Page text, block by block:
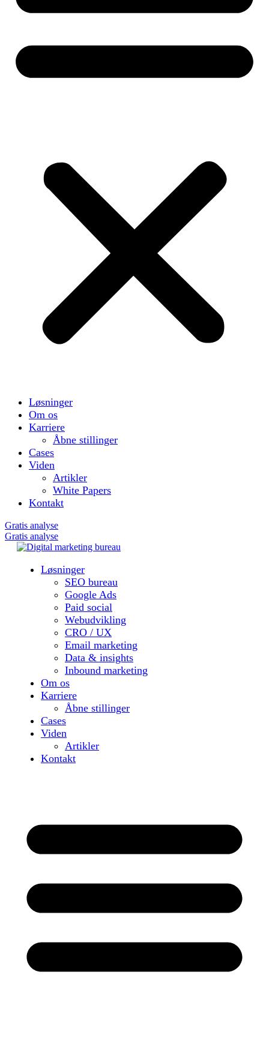
Løsninger
Om os
Karriere
Åbne stillinger
Cases
Viden
Artikler
White Papers
Kontakt
Gratis analyse
Gratis analyse
Løsninger
SEO bureau
Google Ads
Paid social
Webudvikling
CRO / UX
Email marketing
Data & insights
Inbound marketing
Om os
Karriere
Åbne stillinger
Cases
Viden
Artikler
Kontakt